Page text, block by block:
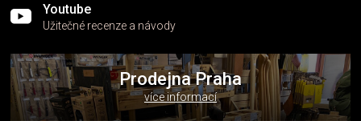
Youtube
Užitečné recenze a návody
Prodejna Praha
více informací